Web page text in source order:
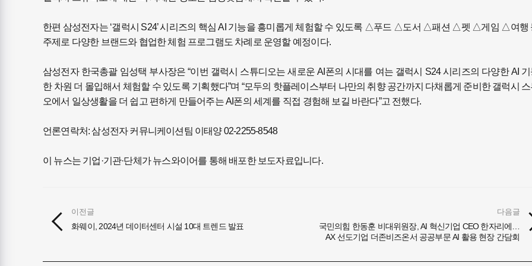
한편 삼성전자는 ‘갤럭시 S24’ 시리즈의 핵심 AI 기능을 흥미롭게 체험할 수 있도록 △푸드 △도서 △패션 △펫 △게임 △여행
주제로 다양한 브랜드와 협업한 체험 프로그램도 차례로 운영할 예정이다.
삼성전자 한국총괄 임성택 부사장은 “이번 갤럭시 스튜디오는 새로운 AI폰의 시대를 여는 갤럭시 S24 시리즈의 다양한 AI
한 차원 더 몰입해서 체험할 수 있도록 기획했다”며 “모두의 핫플레이스부터 나만의 취향 공간까지 다채롭게 준비한 갤럭시 스
오에서 일상생활을 더 쉽고 편하게 만들어주는 AI폰의 세계를 직접 경험해 보길 바란다”고 전했다.
언론연락처: 삼성전자 커뮤니케이션팀 이태양 02-2255-8548
이 뉴스는 기업·기관·단체가 뉴스와이어를 통해 배포한 보도자료입니다.
이전글
화웨이, 2024년 데이터센터 시설 10대 트렌드 발표
다음글
국민의힘 한동훈 비대위원장, AI 혁신기업 CEO 한자리에…
AX 선도기업 더존비즈온서 공공부문 AI 활용 현장 간담회